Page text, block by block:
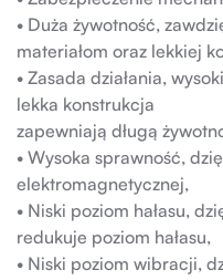
• Duża żywotność,
materiałom oraz lekkiej
• Zasada działania,
lekka konstrukcja
zapewniają długą
• Wysoka sprawność,
elektromagnetycznej,
• Niski poziom hałasu,
redukuje poziom hałasu,
• Niski poziom wibracji,